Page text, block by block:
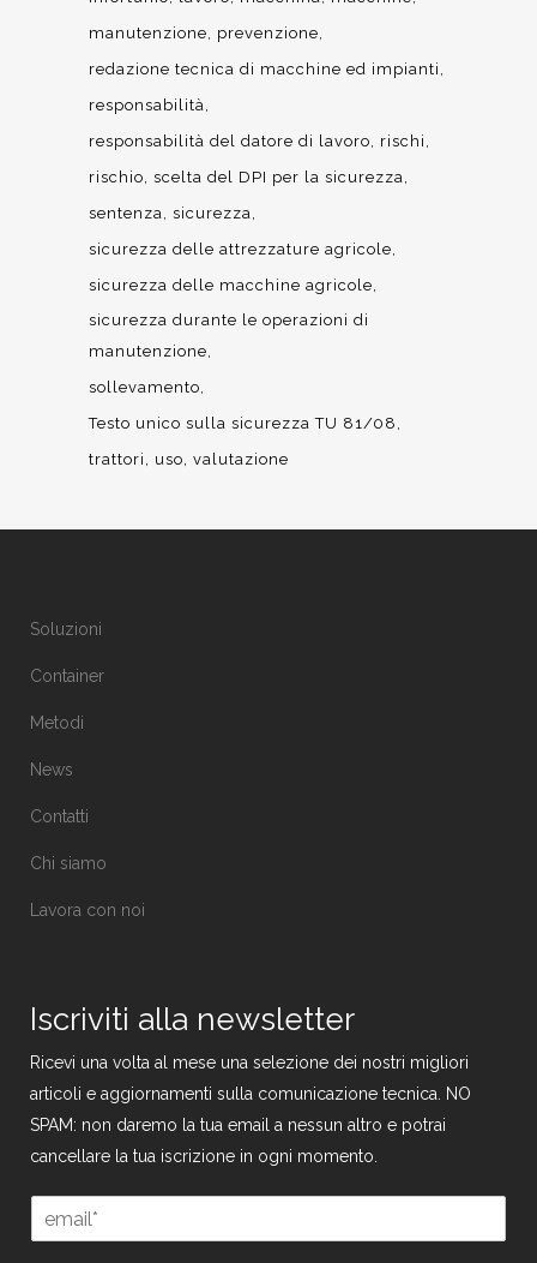
manutenzione
prevenzione
redazione tecnica di macchine ed impianti
responsabilità
responsabilità del datore di lavoro
rischi
rischio scelta del DPI per la sicurezza
sentenza sicurezza
sicurezza delle attrezzature agricole
sicurezza delle macchine agricole
sicurezza durante le operazioni di
manutenzione
sollevamento
Testo unico sulla sicurezza TU 81/08
trattori
uso valutazione
Soluzioni
Container
Metodi
News
Contatti
Chi siamo
Lavora con noi
Iscriviti alla newsletter
Ricevi una volta al mese una selezione dei nostri migliori
articoli e aggiornamenti sulla comunicazione tecnica. NO
SPAM: non daremo la tua email a nessun altro e potrai
cancellare la tua iscrizione in ogni momento.
m